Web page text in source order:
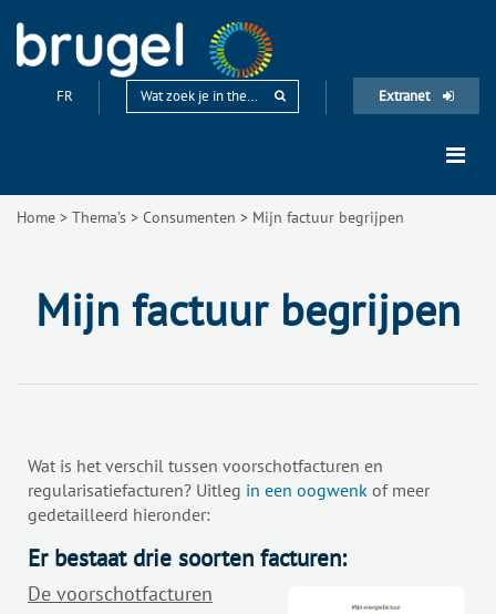
FR Extranet
Home > Thema’s > Consumenten > Mijn factuur begrijpen
Mijn factuur begrijpen
Wat is het verschil tussen voorschotfacturen en
regularisatiefacturen? Uitleg in een oogwenk of meer
gedetailleerd hieronder:
Er bestaat drie soorten facturen:
De voorschotfacturen